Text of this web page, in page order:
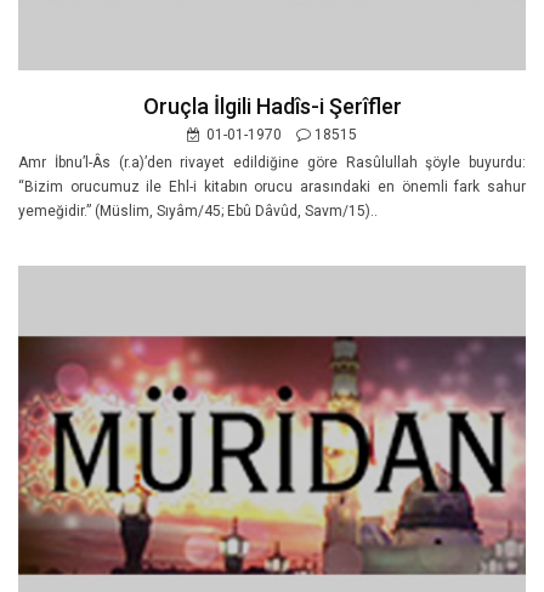
Oruçla İlgili Hadîs-i Şerîfler
01-01-1970
18515
Amr İbnu’l-Âs (r.a)’den rivayet edildiğine göre Rasûlullah şöyle buyurdu:
“Bizim orucumuz ile Ehl-i kitabın orucu arasındaki en önemli fark sahur
yemeğidir.” (Müslim, Sıyâm/45; Ebû Dâvûd, Savm/15)..